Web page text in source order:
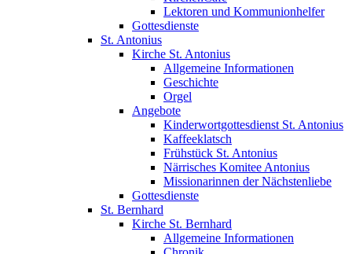
Lektoren und Kommunionhelfer
Gottesdienste
St. Antonius
Kirche St. Antonius
Allgemeine Informationen
Geschichte
Orgel
Angebote
Kinderwortgottesdienst St. Antonius
Kaffeeklatsch
Frühstück St. Antonius
Närrisches Komitee Antonius
Missionarinnen der Nächstenliebe
Gottesdienste
St. Bernhard
Kirche St. Bernhard
Allgemeine Informationen